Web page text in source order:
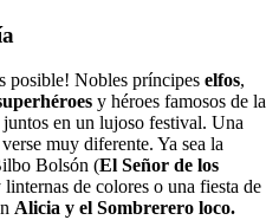
posible! Nobles príncipes elfos,
y héroes famosos de la
en un lujoso festival. Una
muy diferente. Ya sea la
Bolsón (El Señor de los
de colores o una fiesta de
Alicia y el Sombrerero loco.